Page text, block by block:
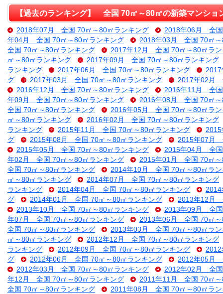
【過去のランキング】 全国 70㎡～80㎡の新築マンショ
2018年07月 全国 70㎡～80㎡ランキング
2018年06月 全国
年04月 全国 70㎡～80㎡ランキング
2018年03月 全国 70㎡～
全国 70㎡～80㎡ランキング
2017年12月 全国 70㎡～80㎡ラン
㎡～80㎡ランキング
2017年09月 全国 70㎡～80㎡ランキング
ランキング
2017年06月 全国 70㎡～80㎡ランキング
グ
2017年03月 全国 70㎡～80㎡ランキング
2017年02月
2016年12月 全国 70㎡～80㎡ランキング
2016年11月 全国
年09月 全国 70㎡～80㎡ランキング
2016年08月 全国 70㎡～
全国 70㎡～80㎡ランキング
2016年05月 全国 70㎡～80㎡ラン
㎡～80㎡ランキング
2016年02月 全国 70㎡～80㎡ランキング
ランキング
2015年11月 全国 70㎡～80㎡ランキング
グ
2015年08月 全国 70㎡～80㎡ランキング
2015年07月
2015年05月 全国 70㎡～80㎡ランキング
2015年04月 全国
年02月 全国 70㎡～80㎡ランキング
2015年01月 全国 70㎡～
全国 70㎡～80㎡ランキング
2014年10月 全国 70㎡～80㎡ラン
㎡～80㎡ランキング
2014年07月 全国 70㎡～80㎡ランキング
ランキング
2014年04月 全国 70㎡～80㎡ランキング
グ
2014年01月 全国 70㎡～80㎡ランキング
2013年12月
2013年10月 全国 70㎡～80㎡ランキング
2013年09月 全国
年07月 全国 70㎡～80㎡ランキング
2013年06月 全国 70㎡～
全国 70㎡～80㎡ランキング
2013年03月 全国 70㎡～80㎡ラン
㎡～80㎡ランキング
2012年12月 全国 70㎡～80㎡ランキング
ランキング
2012年09月 全国 70㎡～80㎡ランキング
グ
2012年06月 全国 70㎡～80㎡ランキング
2012年05月
2012年03月 全国 70㎡～80㎡ランキング
2012年02月 全国
年12月 全国 70㎡～80㎡ランキング
2011年11月 全国 70㎡～
全国 70㎡～80㎡ランキング
2011年08月 全国 70㎡～80㎡ラン